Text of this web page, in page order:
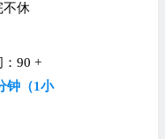
不休
90 +
钟（1小